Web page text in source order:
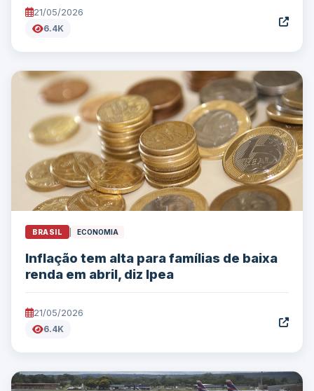
21/05/2026
6.4K
BRASIL ECONOMIA
Inflação tem alta para famílias de baixa
renda em abril, diz Ipea
21/05/2026
6.4K